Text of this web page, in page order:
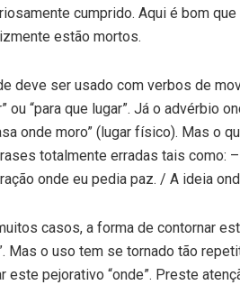
cumprido. Aqui é bom
estão mortos.
deve ser usado com verbos de
ou “para que lugar”. Já o advérbio
onde moro” (lugar físico). Mas o
totalmente erradas tais como:
onde eu pedia paz. / A ideia
casos, a forma de contornar
Mas o uso tem se tornado tão
este pejorativo “onde”. Preste